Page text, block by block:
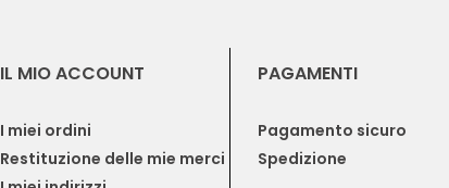
IL MIO ACCOUNT
I miei ordini
Restituzione delle mie merci
PAGAMENTI
Pagamento sicuro
Spedizione